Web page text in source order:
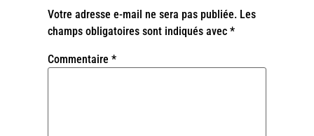
Votre adresse e-mail ne sera pas publiée. Les
champs obligatoires sont indiqués avec *
Commentaire *